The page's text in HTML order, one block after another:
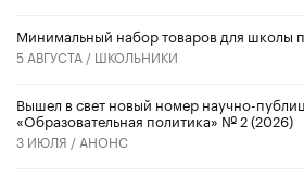
Минимальный набор товаров для школы
5 АВГУСТА / ШКОЛЬНИКИ
Вышел в свет новый номер научно-
«Образовательная политика» № 2 (2026)
3 ИЮЛЯ / АНОНС